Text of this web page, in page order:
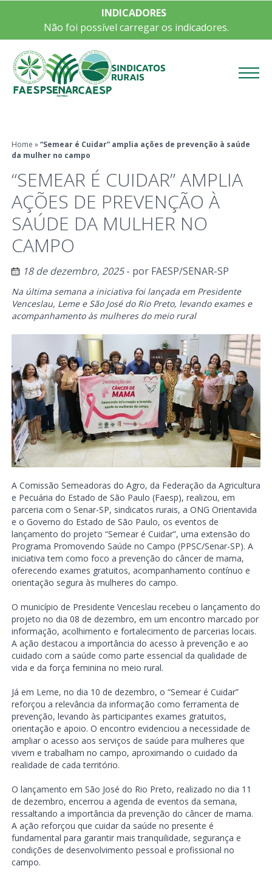
INDICADORES
Não foi possível carregar os indicadores.
Home »“Semear é Cuidar” amplia ações de prevenção à saúde
da mulher no campo
“SEMEAR É CUIDAR” AMPLIA
AÇÕES DE PREVENÇÃO À
SAÚDE DA MULHER NO
CAMPO
18 de dezembro, 2025- por FAESP/SENAR-SP
Na última semana a iniciativa foi lançada em Presidente
Venceslau, Leme e São José do Rio Preto, levando exames e
acompanhamento às mulheres do meio rural
A Comissão Semeadoras do Agro, da Federação da Agricultura
e Pecuária do Estado de São Paulo (Faesp), realizou, em
parceria com o Senar-SP, sindicatos rurais, a ONG Orientavida
e o Governo do Estado de São Paulo, os eventos de
lançamento do projeto “Semear é Cuidar”, uma extensão do
Programa Promovendo Saúde no Campo (PPSC/Senar-SP). A
iniciativa tem como foco a prevenção do câncer de mama,
oferecendo exames gratuitos, acompanhamento contínuo e
orientação segura às mulheres do campo.
O município de Presidente Venceslau recebeu o lançamento do
projeto no dia 08 de dezembro, em um encontro marcado por
informação, acolhimento e fortalecimento de parcerias locais.
A ação destacou a importância do acesso à prevenção e ao
cuidado com a saúde como parte essencial da qualidade de
vida e da força feminina no meio rural.
Já em Leme, no dia 10 de dezembro, o “Semear é Cuidar”
reforçou a relevância da informação como ferramenta de
prevenção, levando às participantes exames gratuitos,
orientação e apoio. O encontro evidenciou a necessidade de
ampliar o acesso aos serviços de saúde para mulheres que
vivem e trabalham no campo, aproximando o cuidado da
realidade de cada território.
O lançamento em São José do Rio Preto, realizado no dia 11
de dezembro, encerrou a agenda de eventos da semana,
ressaltando a importância da prevenção do câncer de mama.
A ação reforçou que cuidar da saúde no presente é
fundamental para garantir mais tranquilidade, segurança e
condições de desenvolvimento pessoal e profissional no
campo.